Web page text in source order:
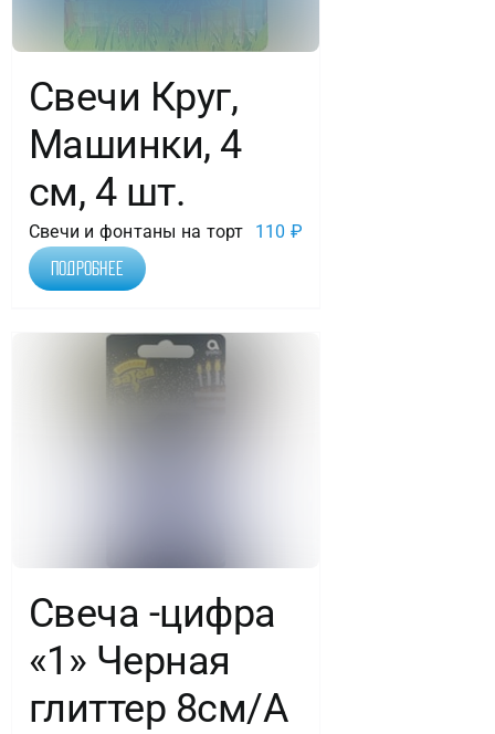
Свечи Круг,
Машинки, 4
см, 4 шт.
Свечи и фонтаны на торт 110 ₽
Подробнее
Свеча -цифра
«1» Черная
глиттер 8см/A